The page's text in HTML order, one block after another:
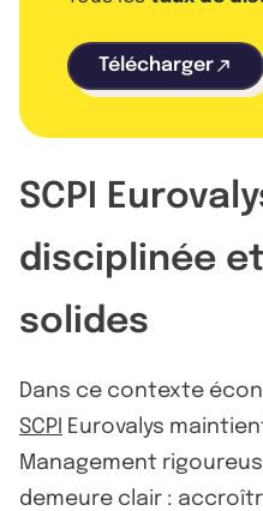
Télécharger
SCPI
disciplinée
solides
Dans ce contexte
SCPI Eurovalys
Management
demeure clair :